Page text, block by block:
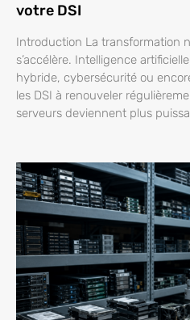
votre DSI
Introduction La transformation
s’accélère. Intelligence
hybride, cybersécurité ou
les DSI à renouveler
serveurs deviennent plus